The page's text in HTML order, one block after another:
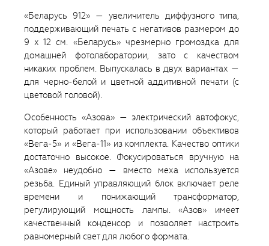
«Беларусь 912» — увеличитель диффузного типа,
поддерживающий печать с негативов размером до
9 x 12 см. «Беларусь» чрезмерно громоздка для
домашней фотолаборатории, зато с качеством
никаких проблем. Выпускалась в двух вариантах —
для черно-белой и цветной аддитивной печати (с
цветовой головой).
Особенность «Азова» — электрический автофокус,
который работает при использовании объективов
«Вега-5» и «Вега-11» из комплекта. Качество оптики
достаточно высокое. Фокусироваться вручную на
«Азове» неудобно — вместо меха используется
резьба. Единый управляющий блок включает реле
времени и понижающий трансформатор,
регулирующий мощность лампы. «Азов» имеет
качественный конденсор и позволяет настроить
равномерный свет для любого формата.